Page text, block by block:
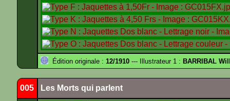
Édition originale : 12/1910 --- Illustrateur 1 : BARRIBAL
005 Les Morts qui parlent